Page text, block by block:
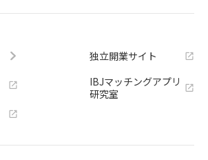
独立開業サイト
IBJマッチングアプリ
研究室